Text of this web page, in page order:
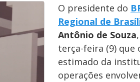
O presidente do
Regional de
Antônio de Souza
terça-feira (9) que
estimado da
operações